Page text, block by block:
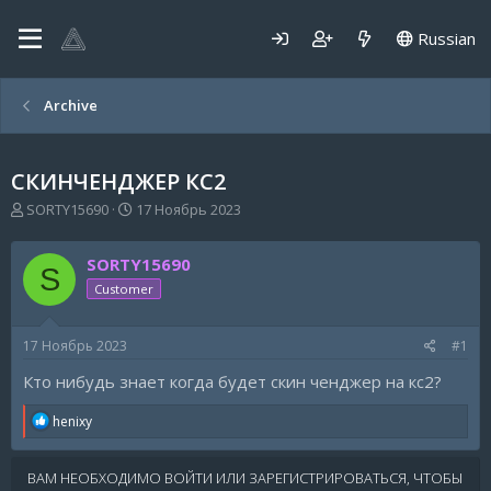
Russian
Archive
СКИНЧЕНДЖЕР КС2
А
т
о
р
т
м
SORTY15690
Д
т
а
н
а
17 Ноябрь 2023
S SORTY15690
Customer
17 Ноябрь 2023 #1
Кто нибудь знает когда будет скин ченджер на кс2?
R
a
c
henixy
ВАМ НЕОБХОДИМО ВОЙТИ ИЛИ ЗАРЕГИСТРИРОВАТЬСЯ, ЧТОБЫ